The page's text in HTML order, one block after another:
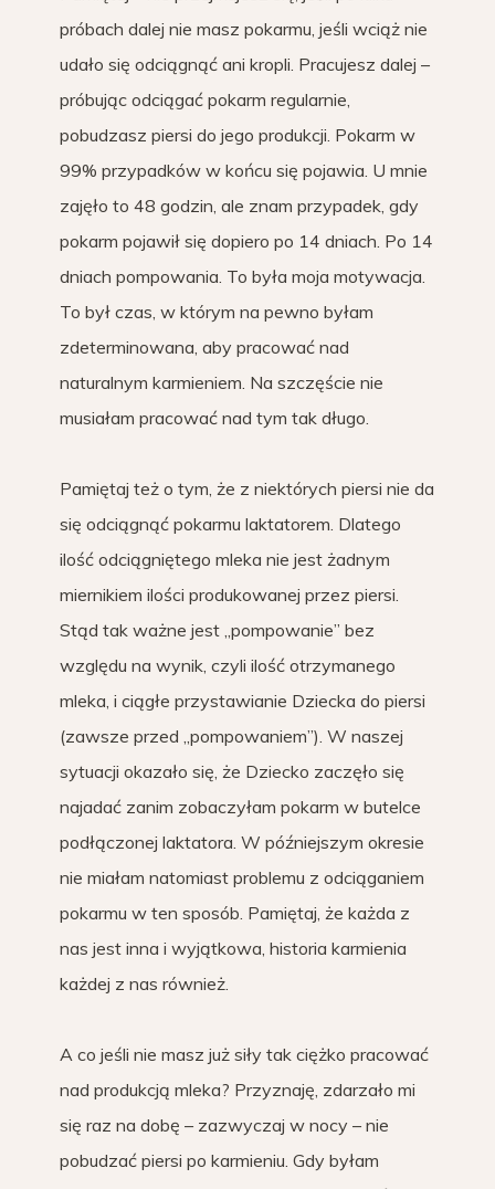
próbach dalej nie masz pokarmu, jeśli wciąż nie
udało się odciągnąć ani kropli. Pracujesz dalej –
próbując odciągać pokarm regularnie,
pobudzasz piersi do jego produkcji. Pokarm w
99% przypadków w końcu się pojawia. U mnie
zajęło to 48 godzin, ale znam przypadek, gdy
pokarm pojawił się dopiero po 14 dniach. Po 14
dniach pompowania. To była moja motywacja.
To był czas, w którym na pewno byłam
zdeterminowana, aby pracować nad
naturalnym karmieniem. Na szczęście nie
musiałam pracować nad tym tak długo.
Pamiętaj też o tym, że z niektórych piersi nie da
się odciągnąć pokarmu laktatorem. Dlatego
ilość odciągniętego mleka nie jest żadnym
miernikiem ilości produkowanej przez piersi.
Stąd tak ważne jest „pompowanie” bez
względu na wynik, czyli ilość otrzymanego
mleka, i ciągłe przystawianie Dziecka do piersi
(zawsze przed „pompowaniem”). W naszej
sytuacji okazało się, że Dziecko zaczęło się
najadać zanim zobaczyłam pokarm w butelce
podłączonej laktatora. W późniejszym okresie
nie miałam natomiast problemu z odciąganiem
pokarmu w ten sposób. Pamiętaj, że każda z
nas jest inna i wyjątkowa, historia karmienia
każdej z nas również.
A co jeśli nie masz już siły tak ciężko pracować
nad produkcją mleka? Przyznaję, zdarzało mi
się raz na dobę – zazwyczaj w nocy – nie
pobudzać piersi po karmieniu. Gdy byłam